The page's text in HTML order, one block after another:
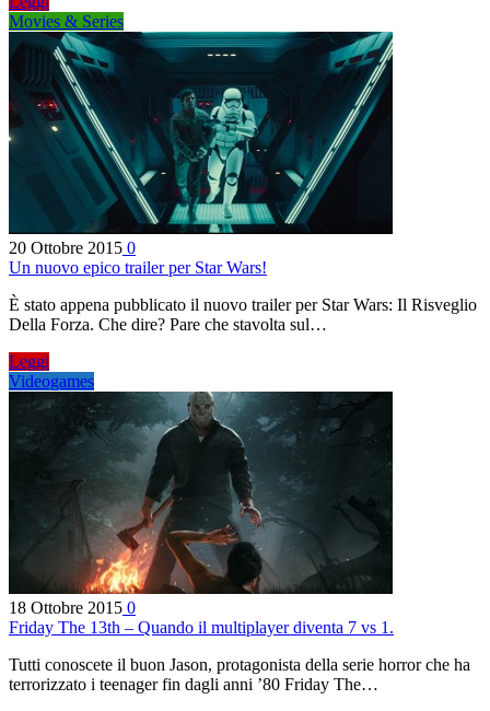
Movies & Series
20 Ottobre 2015 0
Un nuovo epico trailer per Star Wars!
È stato appena pubblicato il nuovo trailer per Star Wars: Il Risveglio
Della Forza. Che dire? Pare che stavolta sul…
Leggi
Videogames
18 Ottobre 2015 0
Friday The 13th – Quando il multiplayer diventa 7 vs 1.
Tutti conoscete il buon Jason, protagonista della serie horror che ha
terrorizzato i teenager fin dagli anni ’80 Friday The…